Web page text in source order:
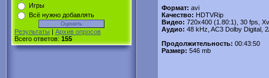
Игры
Всё нужно добавлять
Результаты | Архив опросов
Всего ответов: 155
Формат: avi
Качество: HDTVRip
Видео: 720x400 (1.80:1), 30 fps,
Аудио: 48 kHz, AC3 Dolby Digital,
Продолжительность: 00:43:50
Размер: 546 mb